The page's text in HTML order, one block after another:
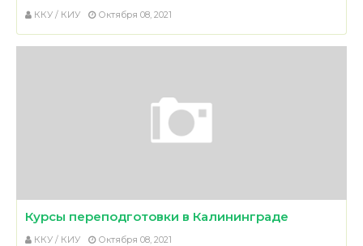
ККУ / КИУ Октября 08, 2021
Курсы переподготовки в Калининграде
ККУ / КИУ Октября 08, 2021